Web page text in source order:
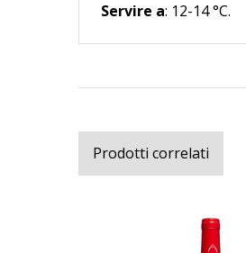
Servire a: 12-14 °C.
Prodotti correlati